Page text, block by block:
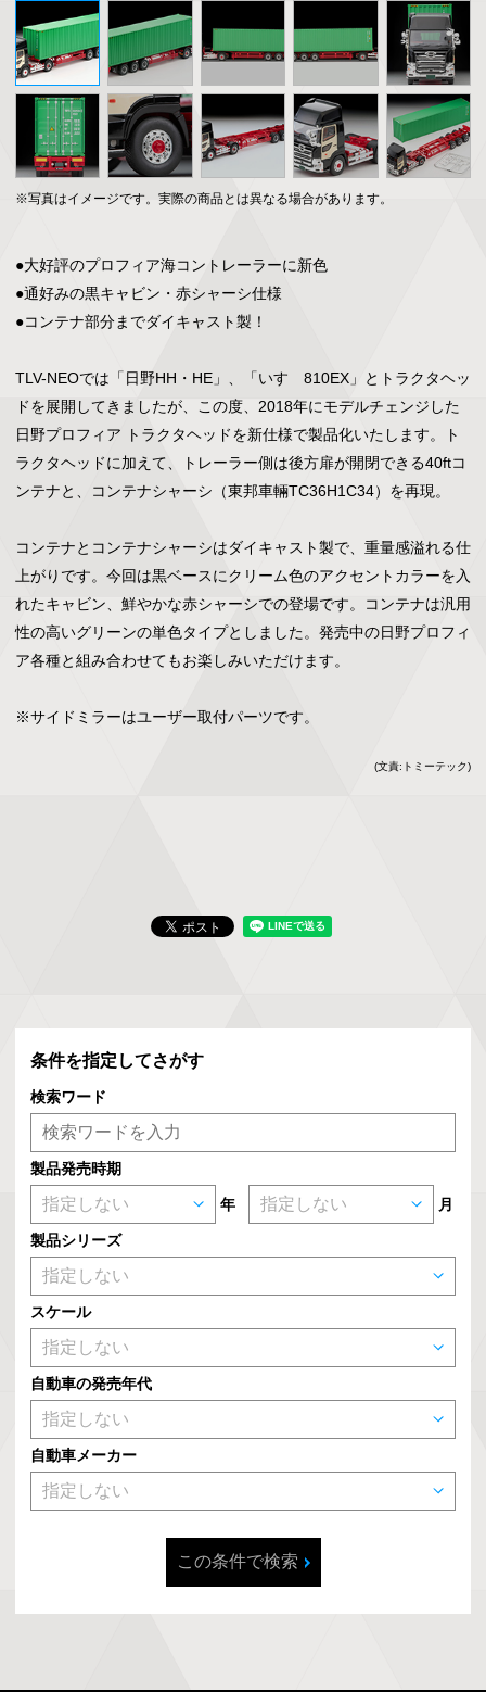
※写真はイメージです。実際の商品とは異なる場合があります。
●大好評のプロフィア海コントレーラーに新色
●通好みの黒キャビン・赤シャーシ仕様
●コンテナ部分までダイキャスト製！
TLV-NEOでは「日野HH・HE」、「いすゞ810EX」とトラクタヘッ
ドを展開してきましたが、この度、2018年にモデルチェンジした
日野プロフィア トラクタヘッドを新仕様で製品化いたします。ト
ラクタヘッドに加えて、トレーラー側は後方扉が開閉できる40ftコ
ンテナと、コンテナシャーシ（東邦車輛TC36H1C34）を再現。
コンテナとコンテナシャーシはダイキャスト製で、重量感溢れる仕
上がりです。今回は黒ベースにクリーム色のアクセントカラーを入
れたキャビン、鮮やかな赤シャーシでの登場です。コンテナは汎用
性の高いグリーンの単色タイプとしました。発売中の日野プロフィ
ア各種と組み合わせてもお楽しみいただけます。
※サイドミラーはユーザー取付パーツです。
(文責:トミーテック)
条件を指定してさがす
検索ワード
製品発売時期
年 月
製品シリーズ
スケール
自動車の発売年代
自動車メーカー
この条件で検索